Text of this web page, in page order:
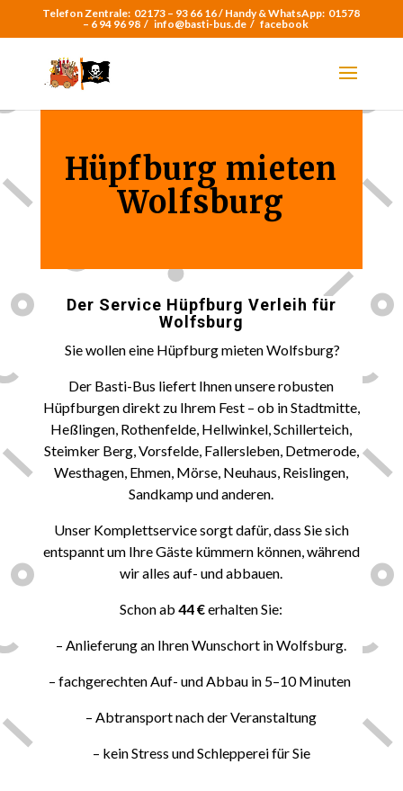
Telefon Zentrale: 02173 – 93 66 16 / Handy & WhatsApp: 01578
– 6 94 96 98 / info@basti-bus.de / facebook
Hüpfburg mieten
Wolfsburg
Der Service Hüpfburg Verleih für
Wolfsburg
Sie wollen eine Hüpfburg mieten Wolfsburg?
Der Basti-Bus liefert Ihnen unsere robusten
Hüpfburgen direkt zu Ihrem Fest – ob in Stadtmitte,
Heßlingen, Rothenfelde, Hellwinkel, Schillerteich,
Steimker Berg, Vorsfelde, Fallersleben, Detmerode,
Westhagen, Ehmen, Mörse, Neuhaus, Reislingen,
Sandkamp und anderen.
Unser Komplettservice sorgt dafür, dass Sie sich
entspannt um Ihre Gäste kümmern können, während
wir alles auf- und abbauen.
Schon ab44 €erhalten Sie:
– Anlieferung an Ihren Wunschort in Wolfsburg.
– fachgerechten Auf- und Abbau in 5–10 Minuten
– Abtransport nach der Veranstaltung
– kein Stress und Schlepperei für Sie